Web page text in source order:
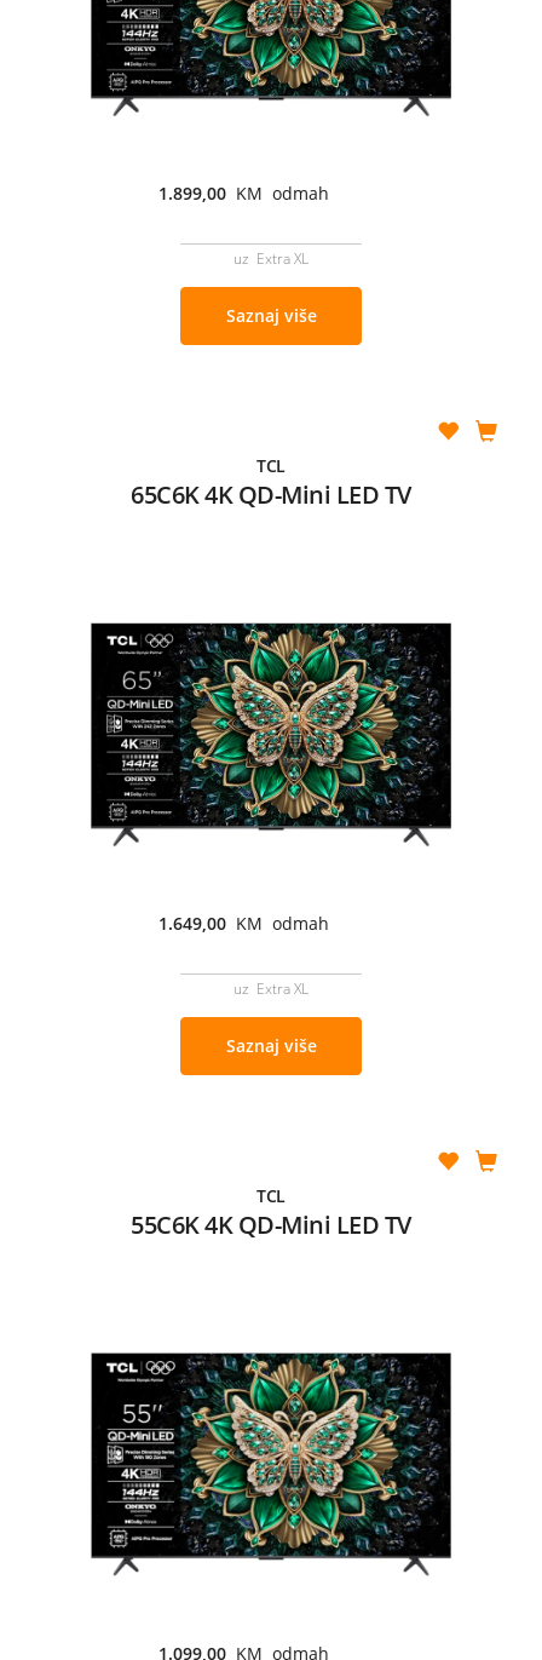
1.899,00 KM odmah
uz Extra XL
Saznaj više
TCL
65C6K 4K QD-Mini LED TV
1.649,00 KM odmah
uz Extra XL
Saznaj više
TCL
55C6K 4K QD-Mini LED TV
1.099,00 KM odmah